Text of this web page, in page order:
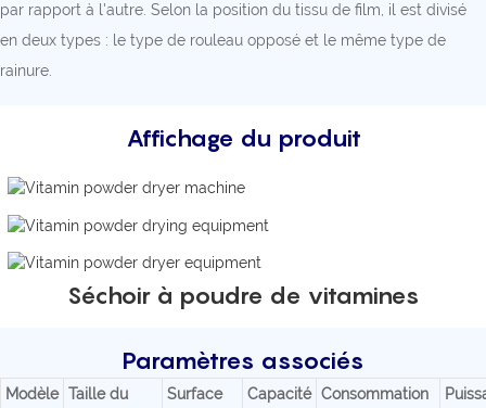
par rapport à l'autre. Selon la position du tissu de film, il est divisé
en deux types : le type de rouleau opposé et le même type de
rainure.
Affichage du produit
Séchoir à poudre de vitamines
Paramètres associés
Modèle Taille du Surface Capacité Consommation